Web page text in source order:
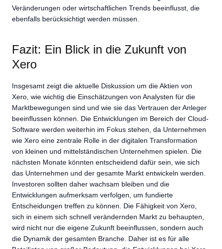
Veränderungen oder wirtschaftlichen Trends beeinflusst, die
ebenfalls berücksichtigt werden müssen.
Fazit: Ein Blick in die Zukunft von
Xero
Insgesamt zeigt die aktuelle Diskussion um die Aktien von
Xero, wie wichtig die Einschätzungen von Analysten für die
Marktbewegungen sind und wie sie das Vertrauen der Anleger
beeinflussen können. Die Entwicklungen im Bereich der Cloud-
Software werden weiterhin im Fokus stehen, da Unternehmen
wie Xero eine zentrale Rolle in der digitalen Transformation
von kleinen und mittelständischen Unternehmen spielen. Die
nächsten Monate könnten entscheidend dafür sein, wie sich
das Unternehmen und der gesamte Markt entwickeln werden.
Investoren sollten daher wachsam bleiben und die
Entwicklungen aufmerksam verfolgen, um fundierte
Entscheidungen treffen zu können. Die Fähigkeit von Xero,
sich in einem sich schnell verändernden Markt zu behaupten,
wird nicht nur die eigene Zukunft beeinflussen, sondern auch
die Dynamik der gesamten Branche. Daher ist es für alle